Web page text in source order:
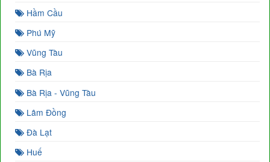
Hầm Cầu
Phú Mỹ
Vũng Tàu
Bà Rịa
Bà Rịa - Vũng Tàu
Lâm Đồng
Đà Lạt
Huế